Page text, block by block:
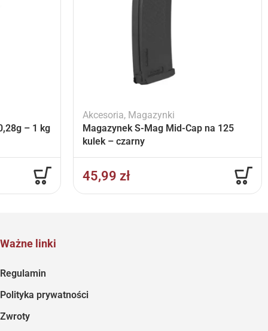
– 1 kg
Akcesoria, Magazynki
Magazynek S-Mag Mid-Cap na 125
kulek – czarny
45,99 zł
Ważne linki
Regulamin
Polityka prywatności
Zwroty